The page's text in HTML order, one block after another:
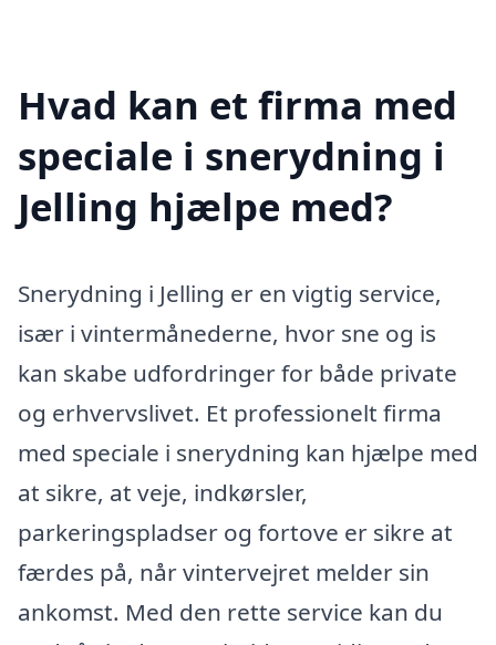
Hvad kan et firma med
speciale i snerydning i
Jelling hjælpe med?
Snerydning i Jelling er en vigtig service,
især i vintermånederne, hvor sne og is
kan skabe udfordringer for både private
og erhvervslivet. Et professionelt firma
med speciale i snerydning kan hjælpe med
at sikre, at veje, indkørsler,
parkeringspladser og fortove er sikre at
færdes på, når vintervejret melder sin
ankomst. Med den rette service kan du